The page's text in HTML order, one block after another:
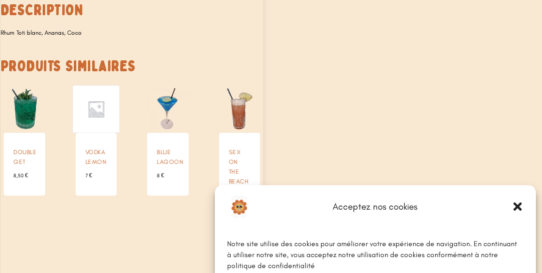
Acceptez nos cookies
Notre site utilise des cookies pour améliorer votre expérience de navigation. En continuant
à utiliser notre site, vous acceptez notre utilisation de cookies conformément à notre
politique de confidentialité
DESCRIPTION
Rhum Toti blanc, Ananas, Coco
PRODUITS SIMILAIRES
DOUBLE
GET
8,50 €
VODKA
LEMON
7 €
BLUE
LAGOON
8 €
SEX
ON
THE
BEACH